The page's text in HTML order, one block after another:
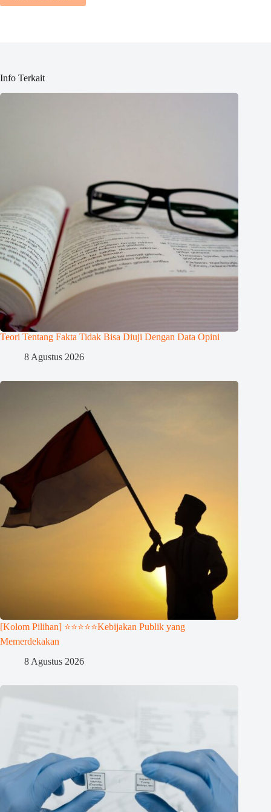
Info Terkait
Teori Tentang Fakta Tidak Bisa Diuji Dengan Data Opini
8 Agustus 2026
[Kolom Pilihan] ⭐⭐⭐⭐⭐Kebijakan Publik yang
Memerdekakan
8 Agustus 2026